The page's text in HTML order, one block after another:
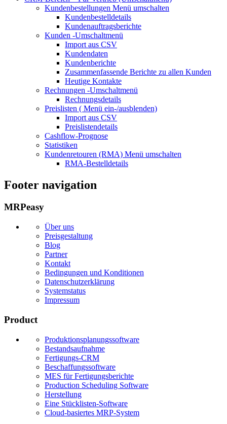
Kundenbestellungen Menü umschalten
Kundenbestelldetails
Kundenauftragsberichte
Kunden -Umschaltmenü
Import aus CSV
Kundendaten
Kundenberichte
Zusammenfassende Berichte zu allen Kunden
Heutige Kontakte
Rechnungen -Umschaltmenü
Rechnungsdetails
Preislisten ( Menü ein-/ausblenden)
Import aus CSV
Preislistendetails
Cashflow-Prognose
Statistiken
Kundenretouren (RMA) Menü umschalten
RMA-Bestelldetails
Footer navigation
MRPeasy
Über uns
Preisgestaltung
Blog
Partner
Kontakt
Bedingungen und Konditionen
Datenschutzerklärung
Systemstatus
Impressum
Product
Produktionsplanungssoftware
Bestandsaufnahme
Fertigungs-CRM
Beschaffungssoftware
MES für Fertigungsberichte
Production Scheduling Software
Herstellung
Eine Stücklisten-Software
Cloud-basiertes MRP-System